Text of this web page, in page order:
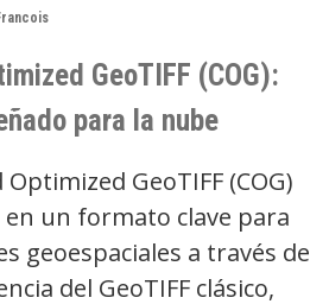
GeoTIFF (COG):
para la nube
GeoTIFF (COG)
un formato clave para
geoespaciales a través de
del GeoTIFF clásico,